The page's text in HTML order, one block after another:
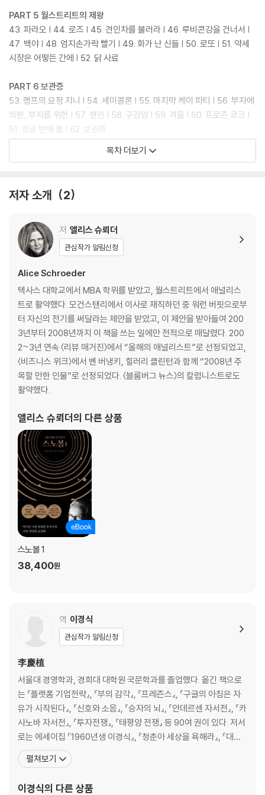
많은 독자의 요청에 힘입어 복간되는 이번 개정판에서는 이전 판의 오류들
을 바로잡고, 제목의 의미를 충실히 담아낸 표지를 새롭게 입혔다. 버핏의
40대 이후 펼쳐진 삶을 연대기 순으로 담아낸 2권에는 단순한 ‘투자가’를
으려 노력하는 데까지 나아간 그의 ‘기업가’로서의 성숙한 면모를 집중적
으로 만나볼 수 있다. 막대한 부를 거머쥔 후, 이를 자신의 이름을 남기지
않는 방식으로 사회에 환원하기로 한 그의 파격적인 기부 철학 역시 주목
할 만하다. 자칫 재산 때문에 불화가 생기지 않도록 가족과 친구들에게 늘
충실히 역할을 다하는 점도 인상 깊다. 1권에 이어 수록된 버핏과 그 주변
인물들의 다채로운 사진들은 이 놀라운 인물의 전기에 더욱더 구체성을 부
책이 출간되고 10여 년이 지난 지금까지도 전 세계 1위 투자가로서 명성을
서 여전히 ‘이기는 투자’를 하고 있는 그의 통찰력이 과연 어디에서 비롯되
었는지 궁금한 사람들에게, 이 책은 가장 확실한 답을 들려줄 것이다.
PART 5 월스트리트의 제왕
43. 파라오 | 44. 로즈 | 45. 견인차를 불러라 | 46. 루비콘강을 건너서 |
47. 백야 | 48. 엄지손가락 빨기 | 49. 화가 난 신들 | 50. 로또 | 51. 약세
시장은 어떻든 간에 | 52. 닭 사료
PART 6 보관증
53. 램프의 요정 지니 | 54. 세미콜론 | 55. 마지막 케이 파티 | 56. 부자에
의한, 부자를 위한 | 57. 현인 | 58. 구강암 | 59. 겨울 | 60. 프로즌 코크 |
61. 일곱 번째 불 | 62. 보관증
일러두기
감사의 글
목차 더보기
저자 소개 2
저 앨리스 슈뢰더
관심작가 알림신청
Alice Schroeder
텍사스 대학교에서 MBA 학위를 받았고, 월스트리트에서 애널리스
트로 활약했다. 모건스탠리에서 이사로 재직하던 중 워런 버핏으로부
터 자신의 전기를 써달라는 제안을 받았고, 이 제안을 받아들여 200
3년부터 2008년까지 이 책을 쓰는 일에만 전적으로 매달렸다. 200
2~3년 연속 〈리뷰 매거진〉에서 “올해의 애널리스트”로 선정되었고,
〈비즈니스 위크〉에서 벤 버냉키, 힐러리 클린턴과 함께 “2008년 주
목할 만한 인물”로 선정되었다. 〈블룸버그 뉴스〉의 칼럼니스트로도
활약했다.
앨리스 슈뢰더의 다른 상품
스노볼 1
38,400원
역 이경식
관심작가 알림신청
李慶植
서울대 경영학과, 경희대 대학원 국문학과를 졸업했다. 옮긴 책으로
는 『플랫폼 기업전략』, 『부의 감각』, 『프레즌스』, 『구글의 아침은 자
유가 시작된다』, 『신호와 소음』, 『승자의 뇌』, 『안데르센 자서전』, 『카
사노바 자서전』, 『투자전쟁』, 『태평양 전쟁』 등 90여 권이 있다. 저서
로는 에세이집 『1960년생 이경식』, 『청춘아 세상을 욕해라』, 『대한
민국 깡통경제학』, 『미쳐서 살고 정신 들어 죽다』, 『나는 아버지다』,
소설 『상인의 전쟁』, 평전 『이건희 스토리』 등이 있고, 영화 「개 같은
펼쳐보기
이경식의 다른 상품